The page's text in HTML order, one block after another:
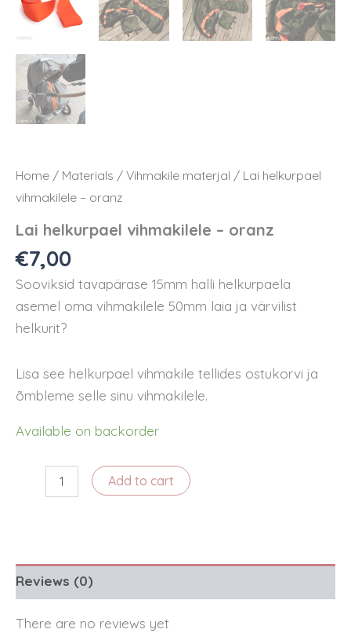
Home / Materials / Vihmakile materjal / Lai helkurpael
vihmakilele – oranz
Lai helkurpael vihmakilele – oranz
€7,00
Sooviksid tavapärase 15mm halli helkurpaela
asemel oma vihmakilele 50mm laia ja värvilist
helkurit?
Lisa see helkurpael vihmakile tellides ostukorvi ja
õmbleme selle sinu vihmakilele.
Available on backorder
helkurpael
Add to cart
Reviews (0)
There are no reviews yet